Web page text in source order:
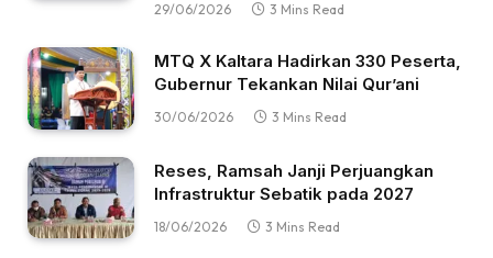
29/06/2026 3 Mins Read
MTQ X Kaltara Hadirkan 330 Peserta,
Gubernur Tekankan Nilai Qur’ani
30/06/2026 3 Mins Read
Reses, Ramsah Janji Perjuangkan
Infrastruktur Sebatik pada 2027
18/06/2026 3 Mins Read